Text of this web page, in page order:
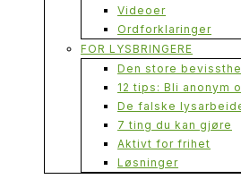
Videoer
Ordforklaringer
FOR LYSBRINGERE
Den store
12 tips: Bli anonym
De falske
7 ting du kan gjøre
Aktivt for frihet
Løsninger